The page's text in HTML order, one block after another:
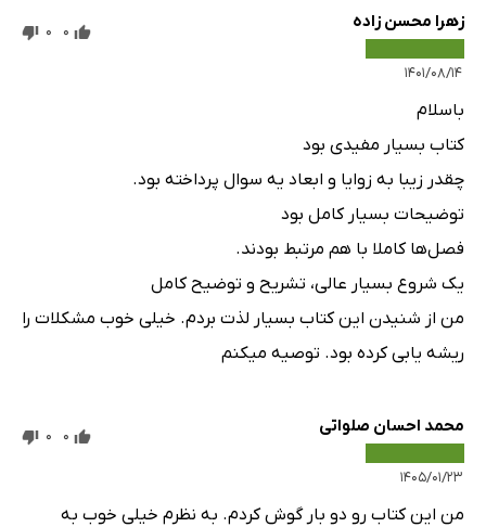
زهرا محسن زاده
۱۴۰۱/۰۸/۱۴
0
0
باسلام
کتاب بسیار مفیدی بود
چقدر زیبا به زوایا و ابعاد یه سوال پرداخته بود.
توضیحات بسیار کامل بود
فصل‌ها کاملا با هم مرتبط بودند.
یک شروع بسیار عالی، تشریح و توضیح کامل
من از شنیدن این کتاب بسیار لذت بردم. خیلی خوب مشکلات را
ریشه یابی کرده بود. توصیه میکنم
محمد احسان صلواتی
۱۴۰۵/۰۱/۲۳
0
0
من این کتاب رو دو بار گوش کردم. به نظرم خیلی خوب به